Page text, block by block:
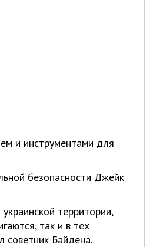
и инструментами для
безопасности Джейк
территории,
так и в тех
советник Байдена.